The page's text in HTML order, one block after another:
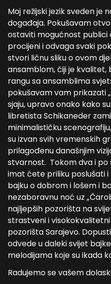
Moj režijski jezik sveden je
događaja. Pokušavam
ostaviti mogućnost publici
procijeni i odvaga svaki
stvori ličnu sliku o ovom
ansamblom, čiji je kvalitet,
rangu sa ansamblima
pokušavam vam prikazati
sjaju, upravo onako kako
libretista Schikaneder
minimalističku
su izvan svih vremenskih
prilagođenu današnjim
stvarnost. Tokom dva i po
imat ćete priliku poslušati
bajku o dobrom i lošem i
nezaboravnu noć uz
najljepših pozorišta na
strastveni i
pozorišta Sarajevo.
odvede u daleki svijet
melodijama koje su ikada
Radujemo se vašem